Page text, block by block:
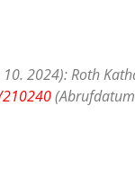
2024): Roth